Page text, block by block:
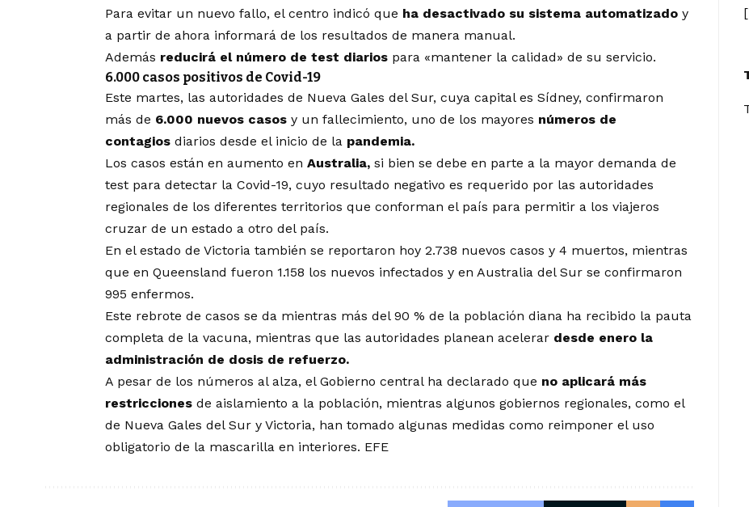
Para evitar un nuevo fallo, el centro indicó que ha desactivado su sistema automatizado y
a partir de ahora informará de los resultados de manera manual.
Además reducirá el número de test diarios para «mantener la calidad» de su servicio.
6.000 casos positivos de Covid-19
Este martes, las autoridades de Nueva Gales del Sur, cuya capital es Sídney, confirmaron
más de 6.000 nuevos casos y un fallecimiento, uno de los mayores números de
contagios diarios desde el inicio de la pandemia.
Los casos están en aumento en Australia, si bien se debe en parte a la mayor demanda de
test para detectar la Covid-19, cuyo resultado negativo es requerido por las autoridades
regionales de los diferentes territorios que conforman el país para permitir a los viajeros
cruzar de un estado a otro del país.
En el estado de Victoria también se reportaron hoy 2.738 nuevos casos y 4 muertos, mientras
que en Queensland fueron 1.158 los nuevos infectados y en Australia del Sur se confirmaron
995 enfermos.
Este rebrote de casos se da mientras más del 90 % de la población diana ha recibido la pauta
completa de la vacuna, mientras que las autoridades planean acelerar desde enero la
administración de dosis de refuerzo.
A pesar de los números al alza, el Gobierno central ha declarado que no aplicará más
restricciones de aislamiento a la población, mientras algunos gobiernos regionales, como el
de Nueva Gales del Sur y Victoria, han tomado algunas medidas como reimponer el uso
obligatorio de la mascarilla en interiores. EFE